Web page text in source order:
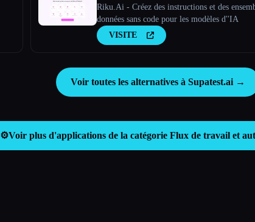
Riku.Ai - Créez des instructions et des
données sans code pour les modèles d''IA
VISITE
Voir toutes les alternatives à Supatest.ai →
⚙️Voir plus d'applications de la catégorie Flux de travail et